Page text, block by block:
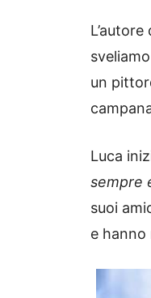
un
Luca
sempre
suoi
e hanno